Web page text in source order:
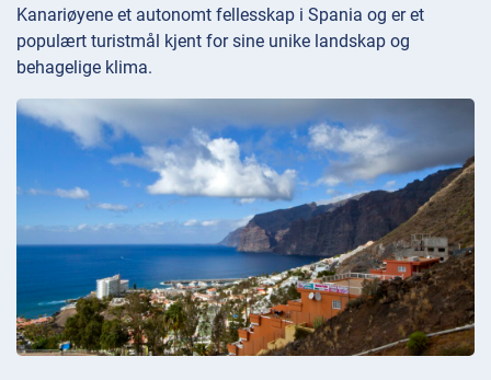
Kanariøyene et autonomt fellesskap i Spania og er et
populært turistmål kjent for sine unike landskap og
behagelige klima.